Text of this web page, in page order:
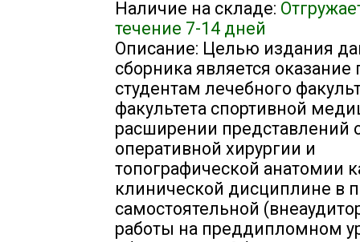
Наличие на складе:
течение 7-14 дней
Описание: Целью издания
сборника является
студентам лечебного
факультета спортивной
расширении представлений
оперативной хирургии и
топографической анатомии
клинической дисциплине в
самостоятельной
работы на преддипломном